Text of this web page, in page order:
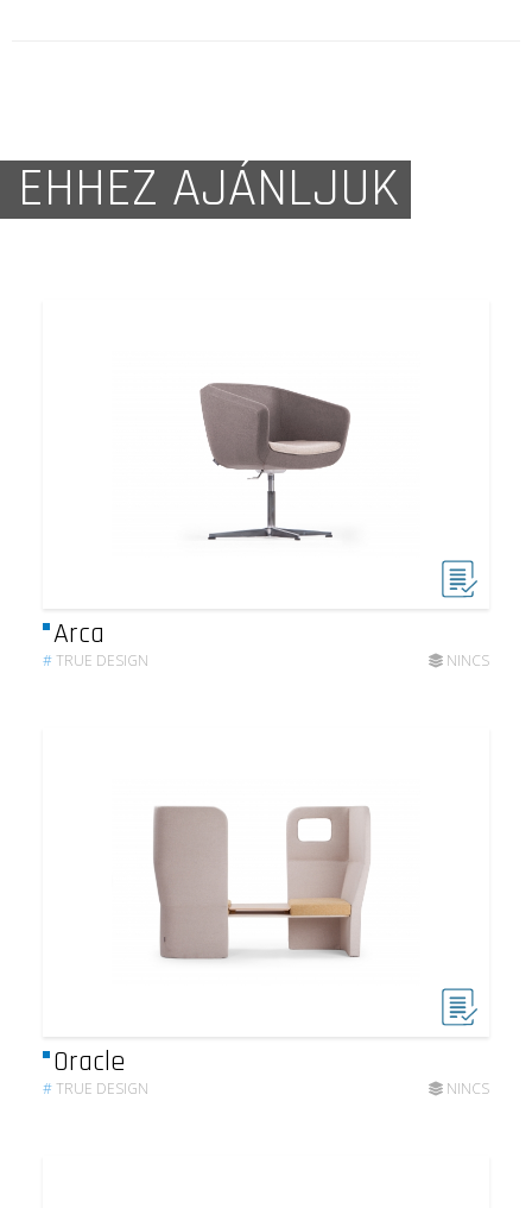
EHHEZ AJÁNLJUK
Arca
#TRUE DESIGN NINCS
Oracle
#TRUE DESIGN NINCS